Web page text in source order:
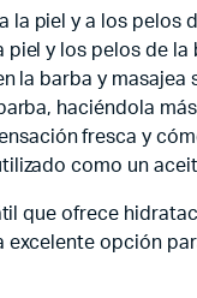
piel y a los pelos
y los pelos de la
la barba y
haciéndola
fresca y
como un
que ofrece
opción